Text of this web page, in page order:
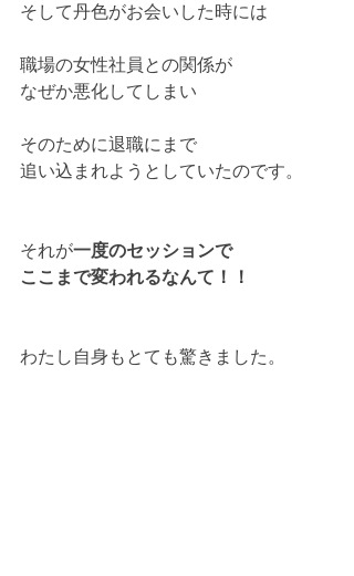
そして丹色がお会いした時には
職場の女性社員との関係が
なぜか悪化してしまい
そのために退職にまで
追い込まれようとしていたのです。
それが一度のセッションで
ここまで変われるなんて！！
わたし自身もとても驚きました。